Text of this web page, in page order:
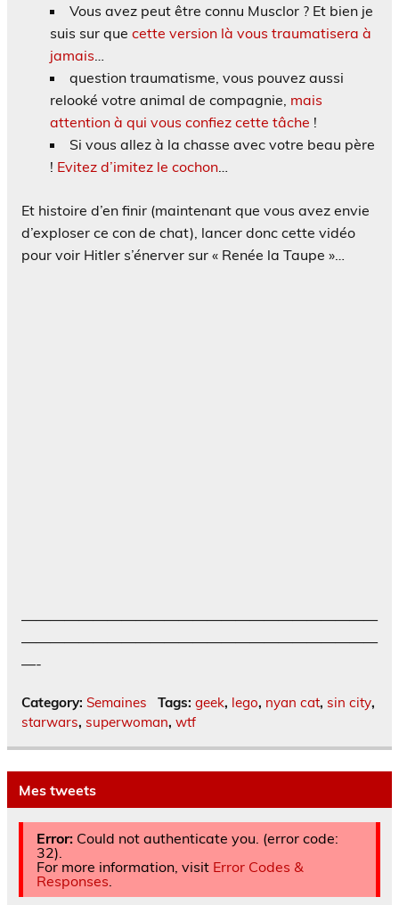
Vous avez peut être connu Musclor ? Et bien je
suis sur que cette version là vous traumatisera à
jamais…
question traumatisme, vous pouvez aussi
relooké votre animal de compagnie, mais
attention à qui vous confiez cette tâche !
Si vous allez à la chasse avec votre beau père
! Evitez d’imitez le cochon…
Et histoire d’en finir (maintenant que vous avez envie
d’exploser ce con de chat), lancer donc cette vidéo
pour voir Hitler s’énerver sur « Renée la Taupe »…
—————————————————————————
—————————————————————————
—-
Category: Semaines Tags: geek, lego, nyan cat, sin city,
starwars, superwoman, wtf
Mes tweets
Error:Could not authenticate you. (error code:
32).
For more information, visit Error Codes &
Responses.